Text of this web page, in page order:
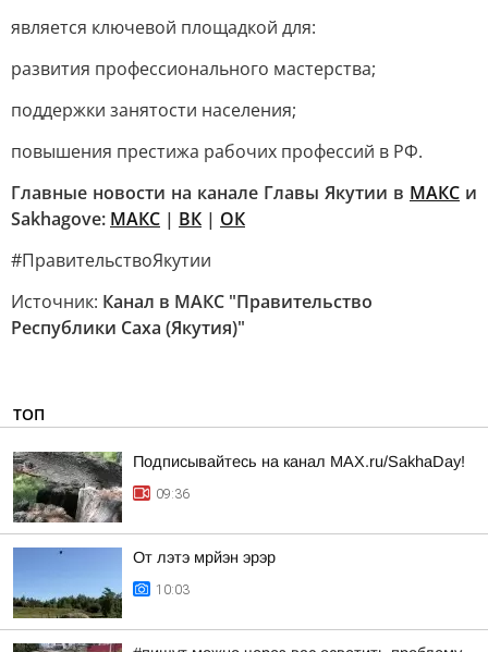
является ключевой площадкой для:
развития профессионального мастерства;
поддержки занятости населения;
повышения престижа рабочих профессий в РФ.
Главные новости на канале Главы Якутии в MAКС и
Sakhagove: MAКС | ВК | ОК
#ПравительствоЯкутии
Источник: Канал в МАКС "Правительство
Республики Саха (Якутия)"
ТОП
Подписывайтесь на канал MAX.ru/SakhaDay!
09:36
От лэтэ мрйэн эрэр
10:03